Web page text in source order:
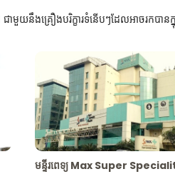
យនឹងគ្រឿងបរិក្ខារទំនើបៗដែលអាចរកបាន
មន្ទីរពេទ្យ Max Super